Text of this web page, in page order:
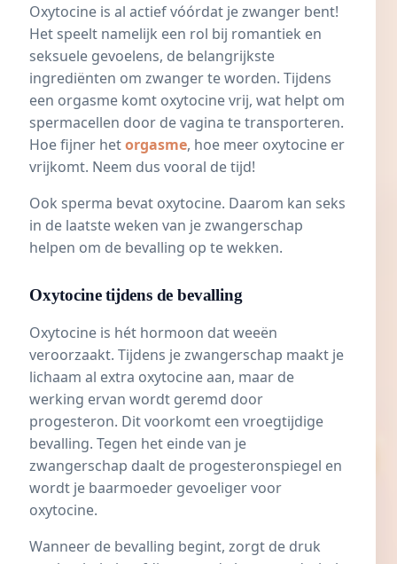
Oxytocine is al actief vóórdat je zwanger bent!
Het speelt namelijk een rol bij romantiek en
seksuele gevoelens, de belangrijkste
ingrediënten om zwanger te worden. Tijdens
een orgasme komt oxytocine vrij, wat helpt om
spermacellen door de vagina te transporteren.
Hoe fijner hetorgasme, hoe meer oxytocine er
vrijkomt. Neem dus vooral de tijd!
Ook sperma bevat oxytocine. Daarom kan seks
in de laatste weken van je zwangerschap
helpen om de bevalling op te wekken.
Oxytocine tijdens de bevalling
Oxytocine is hét hormoon dat weeën
veroorzaakt. Tijdens je zwangerschap maakt je
lichaam al extra oxytocine aan, maar de
werking ervan wordt geremd door
progesteron. Dit voorkomt een vroegtijdige
bevalling. Tegen het einde van je
zwangerschap daalt de progesteronspiegel en
wordt je baarmoeder gevoeliger voor
oxytocine.
Wanneer de bevalling begint, zorgt de druk